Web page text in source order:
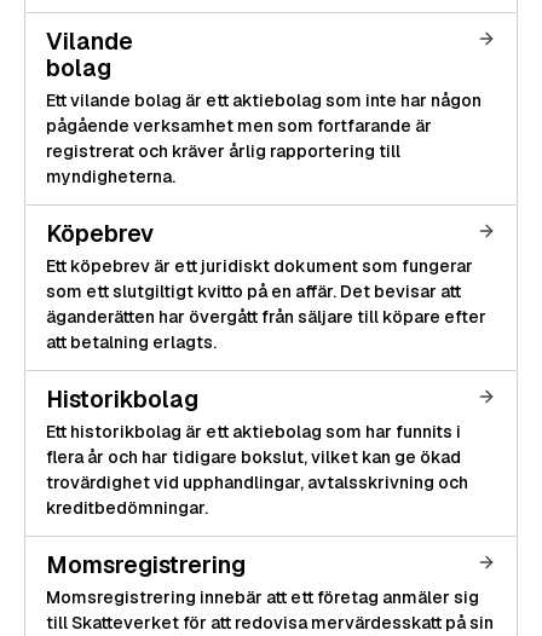
Vilande
bolag
Ett vilande bolag är ett aktiebolag som inte har någon
pågående verksamhet men som fortfarande är
registrerat och kräver årlig rapportering till
myndigheterna.
Köpebrev
Ett köpebrev är ett juridiskt dokument som fungerar
som ett slutgiltigt kvitto på en affär. Det bevisar att
äganderätten har övergått från säljare till köpare efter
att betalning erlagts.
Historikbolag
Ett historikbolag är ett aktiebolag som har funnits i
flera år och har tidigare bokslut, vilket kan ge ökad
trovärdighet vid upphandlingar, avtalsskrivning och
kreditbedömningar.
Momsregistrering
Momsregistrering innebär att ett företag anmäler sig
till Skatteverket för att redovisa mervärdesskatt på sin